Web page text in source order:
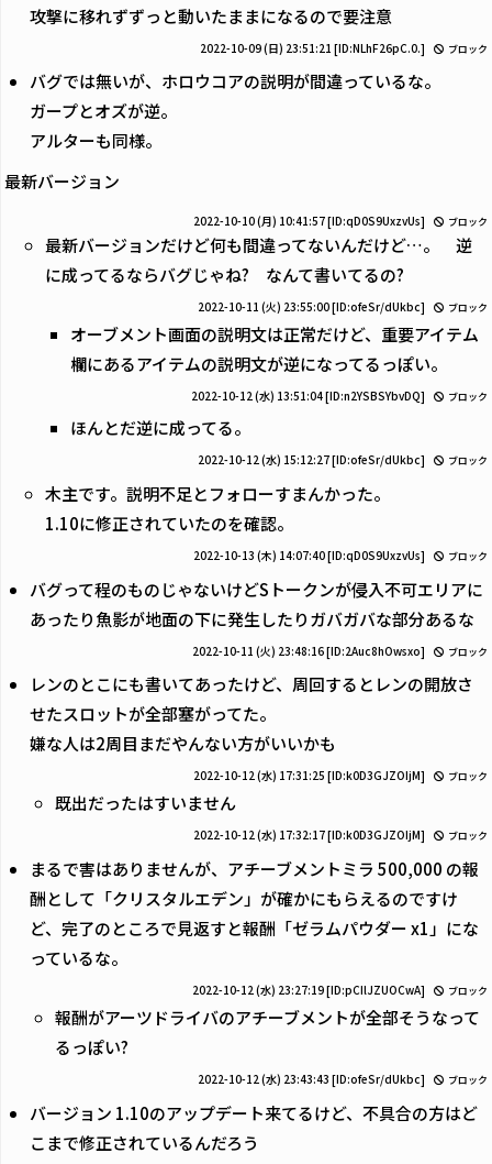
攻撃に移れずずっと動いたままになるので要注意
2022-10-09 (日) 23:51:21 [ID:NLhF26pC.0.] ブロック
バグでは無いが、ホロウコアの説明が間違っているな。
ガープとオズが逆。
アルターも同様。
最新バージョン
2022-10-10 (月) 10:41:57[ID:qD0S9UxzvUs] ブロック
最新バージョンだけど何も間違ってないんだけど…。 逆
に成ってるならバグじゃね? なんて書いてるの?
2022-10-11 (火) 23:55:00[ID:ofeSr/dUkbc] ブロック
オーブメント画面の説明文は正常だけど、重要アイテム
欄にあるアイテムの説明文が逆になってるっぽい。
2022-10-12 (水) 13:51:04[ID:n2YSBSYbvDQ] ブロック
ほんとだ逆に成ってる。
2022-10-12 (水) 15:12:27[ID:ofeSr/dUkbc] ブロック
木主です。説明不足とフォローすまんかった。
1.10に修正されていたのを確認。
2022-10-13 (木) 14:07:40[ID:qD0S9UxzvUs] ブロック
バグって程のものじゃないけどSトークンが侵入不可エリアに
あったり魚影が地面の下に発生したりガバガバな部分あるな
2022-10-11 (火) 23:48:16[ID:2Auc8hOwsxo] ブロック
レンのとこにも書いてあったけど、周回するとレンの開放さ
せたスロットが全部塞がってた。
嫌な人は2周目まだやんない方がいいかも
2022-10-12 (水) 17:31:25 [ID:k0D3GJZOIjM] ブロック
既出だったはすいません
2022-10-12 (水) 17:32:17[ID:k0D3GJZOIjM] ブロック
まるで害はありませんが、アチーブメントミラ 500,000 の報
酬として「クリスタルエデン」が確かにもらえるのですけ
ど、完了のところで見返すと報酬「ゼラムパウダー x1」にな
っているな。
2022-10-12 (水) 23:27:19[ID:pCIlJZUOCwA] ブロック
報酬がアーツドライバのアチーブメントが全部そうなって
るっぽい?
2022-10-12 (水) 23:43:43 [ID:ofeSr/dUkbc] ブロック
バージョン 1.10のアップデート来てるけど、不具合の方はど
こまで修正されているんだろう